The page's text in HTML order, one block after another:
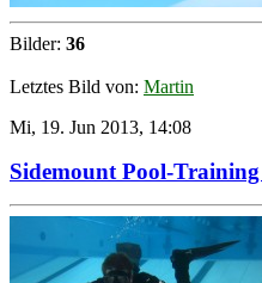
Bilder: 36
Letztes Bild von: Martin
Mi, 19. Jun 2013, 14:08
Sidemount Pool-